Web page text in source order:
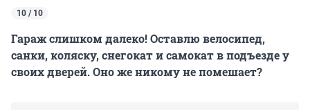
10 / 10
Гараж слишком далеко! Оставлю велосипед,
санки, коляску, снегокат и самокат в подъезде у
своих дверей. Оно же никому не помешает?